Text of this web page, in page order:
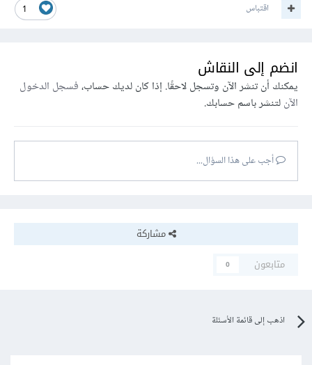
1 اقتباس
انضم إلى النقاش
يمكنك أن تنشر الآن وتسجل لاحقًا. إذا كان لديك حساب،فسجل الدخول
الآنلتنشر باسم حسابك.
أجب على هذا السؤال...
مشاركة
متابعون
0
اذهب إلى قائمة الأسئلة